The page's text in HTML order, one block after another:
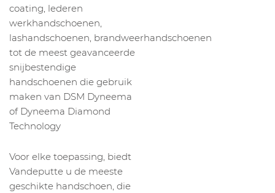
coating, lederen
werkhandschoenen,
lashandschoenen, brandweerhandschoenen
tot de meest geavanceerde
snijbestendige
handschoenen die gebruik
maken van DSM Dyneema
of Dyneema Diamond
Technology
Voor elke toepassing, biedt
Vandeputte u de meeste
geschikte handschoen, die